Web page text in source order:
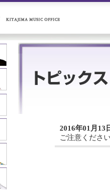
2016年01月13
ご注意くださ